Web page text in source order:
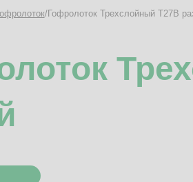
/Гофролоток Трехслойный Т27B